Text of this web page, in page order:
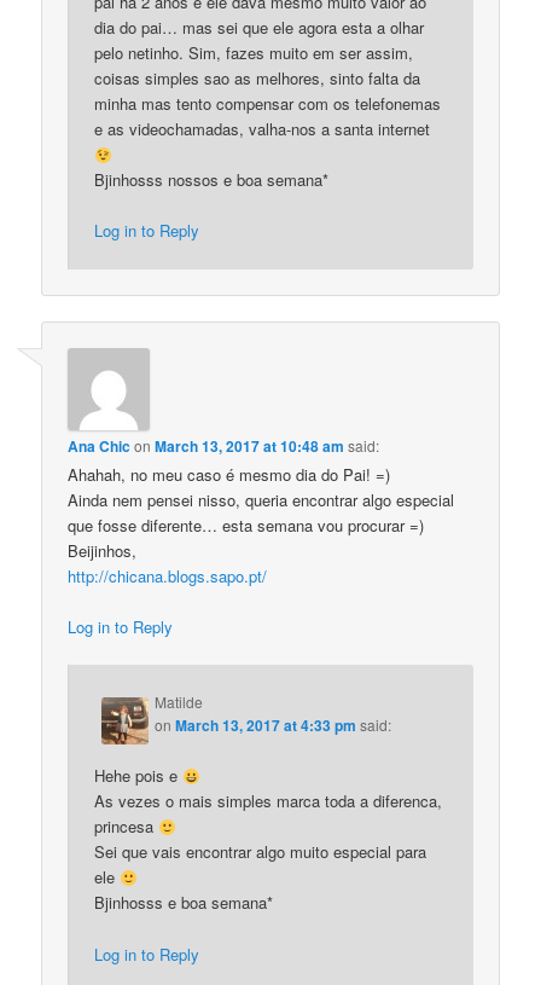
dia do pai… mas sei que ele agora esta a olhar
pelo netinho. Sim, fazes muito em ser assim,
coisas simples sao as melhores, sinto falta da
minha mas tento compensar com os telefonemas
e as videochamadas, valha-nos a santa internet
Bjinhosss nossos e boa semana*
Log in to Reply
Ana ChiconMarch 13, 2017 at 10:48 am said:
Ahahah, no meu caso é mesmo dia do Pai! =)
Ainda nem pensei nisso, queria encontrar algo especial
que fosse diferente… esta semana vou procurar =)
Beijinhos,
http://chicana.blogs.sapo.pt/
Log in to Reply
Matilde
onMarch 13, 2017 at 4:33 pm said:
Hehe pois e
As vezes o mais simples marca toda a diferenca,
princesa
Sei que vais encontrar algo muito especial para
ele
Bjinhosss e boa semana*
Log in to Reply